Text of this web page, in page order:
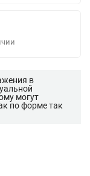
в
могут
по форме так